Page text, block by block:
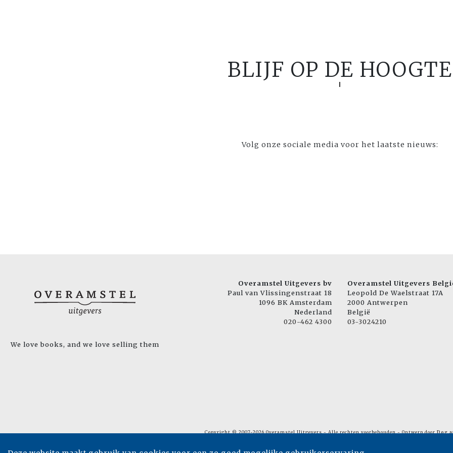
BLIJF OP DE HOOGTE
Volg onze sociale media voor het laatste nieuws:
We love books, and we love selling them
Overamstel Uitgevers bv
Paul van Vlissingenstraat 18
1096 BK Amsterdam
Nederland
020-462 4300
Overamstel Uitgevers
Leopold De Waelstraat 17A
2000 Antwerpen
België
03-3024210
Copyright © 2007-2026 Overamstel Uitgevers - Alle rechten voorbehouden - Ontwerp doorDog